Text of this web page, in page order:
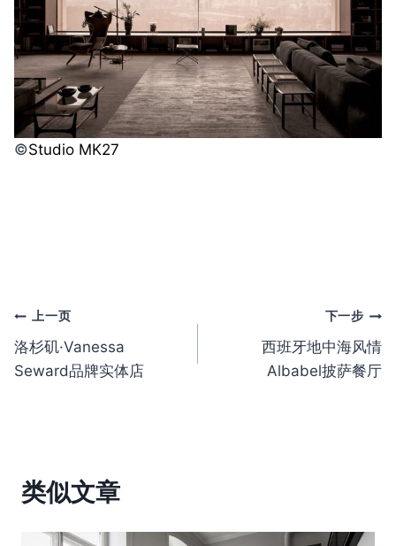
©️Studio MK27
文
章
上一页
洛杉矶·Vanessa
Seward品牌实体店
下一步
西班牙地中海风情
Albabel披萨餐厅
类似文章